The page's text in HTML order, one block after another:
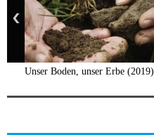
Unser Boden, unser Erbe (2019)